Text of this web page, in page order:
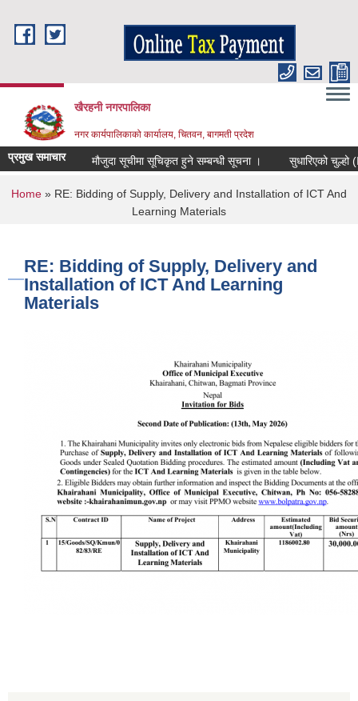
खैरहनी नगरपालिका
नगर कार्यपालिकाको कार्यालय, चितवन, बागमती प्रदेश
प्रमुख समाचार मौजुदा सूचीमा सूचिकृत हुने सम्बन्धी सूचना । सुधारिएको चुल्हो
You are here
Home » RE: Bidding of Supply, Delivery and Installation of ICT And
Learning Materials
RE: Bidding of Supply, Delivery and
Installation of ICT And Learning
Materials